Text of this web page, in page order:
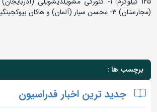
(مجارستان) 3- محسن سیار (آلمان) و هاکان بیوکجینگیل (ترکیه)
برچسب ها :
جدید ترین اخبار فدراسیون